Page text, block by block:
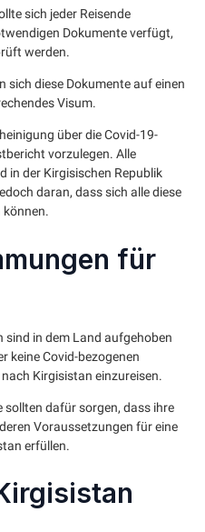
sich jeder Reisende
Dokumente verfügt,
werden.
sich diese Dokumente auf einen
Visum.
über die Covid-19-
vorzulegen. Alle
in der Kirgisischen Republik
daran, dass sich alle diese
für
sind in dem Land aufgehoben
keine Covid-bezogenen
Kirgisistan einzureisen.
sollten dafür sorgen, dass ihre
Voraussetzungen für eine
erfüllen.